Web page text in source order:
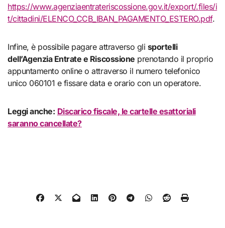
https://www.agenziaentrateriscossione.gov.it/export/.files/i
t/cittadini/ELENCO_CCB_IBAN_PAGAMENTO_ESTERO.pdf.
Infine, è possibile pagare attraverso gli sportelli
dell’Agenzia Entrate e Riscossione prenotando il proprio
appuntamento online o attraverso il numero telefonico
unico 060101 e fissare data e orario con un operatore.
Leggi anche: Discarico fiscale, le cartelle esattoriali
saranno cancellate?